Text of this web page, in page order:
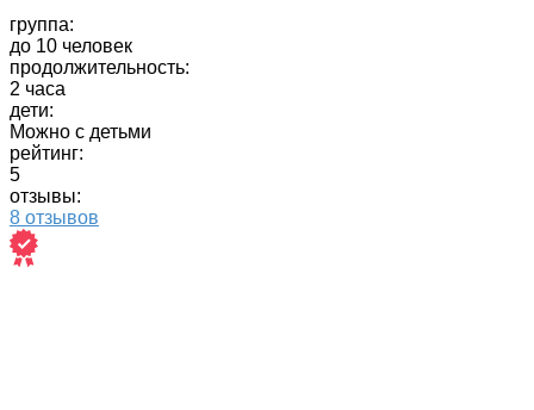
группа:
до 10 человек
продолжительность:
2 часа
дети:
Можно с детьми
рейтинг:
5
отзывы:
8 отзывов